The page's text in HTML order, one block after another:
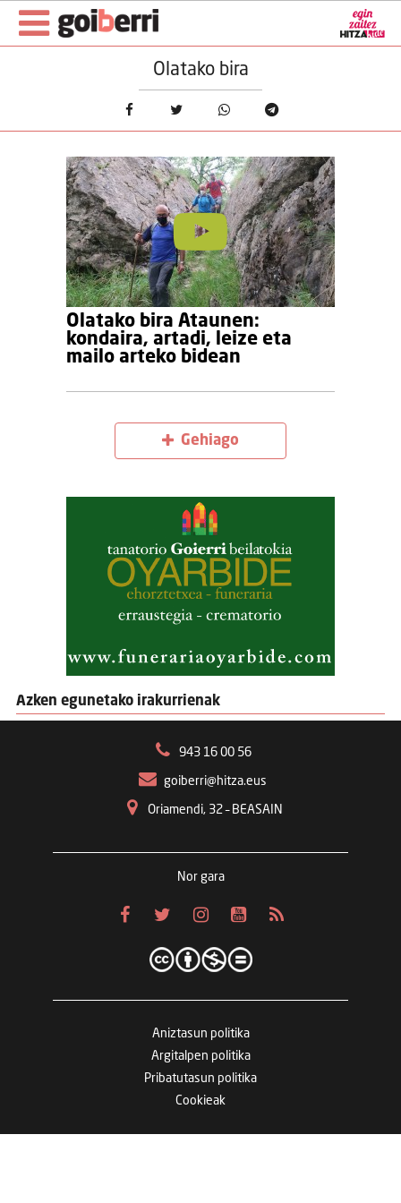
Olatako bira
Olatako bira Ataunen:
kondaira, artadi, leize eta
mailo arteko bidean
Gehiago
Azken egunetako irakurrienak
943 16 00 56
goiberri@hitza.eus
Oriamendi, 32 – BEASAIN
Nor gara
Aniztasun politika
Argitalpen politika
Pribatutasun politika
Cookieak